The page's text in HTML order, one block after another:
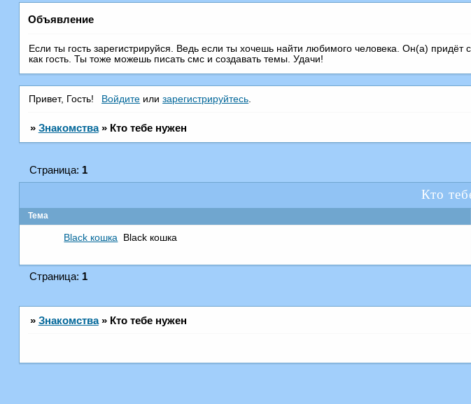
Объявление
Если ты гость зарегистрируйся. Ведь если ты хочешь найти любимого человека. Он(а)
как гость. Ты тоже можешь писать смс и создавать темы. Удачи!
Привет, Гость! Войдите илизарегистрируйтесь
» Знакомства » Кто тебе нужен
Кто
Страница: 1
Тема
Black кошка Black кошка
Страница: 1
» Знакомства » Кто тебе нужен